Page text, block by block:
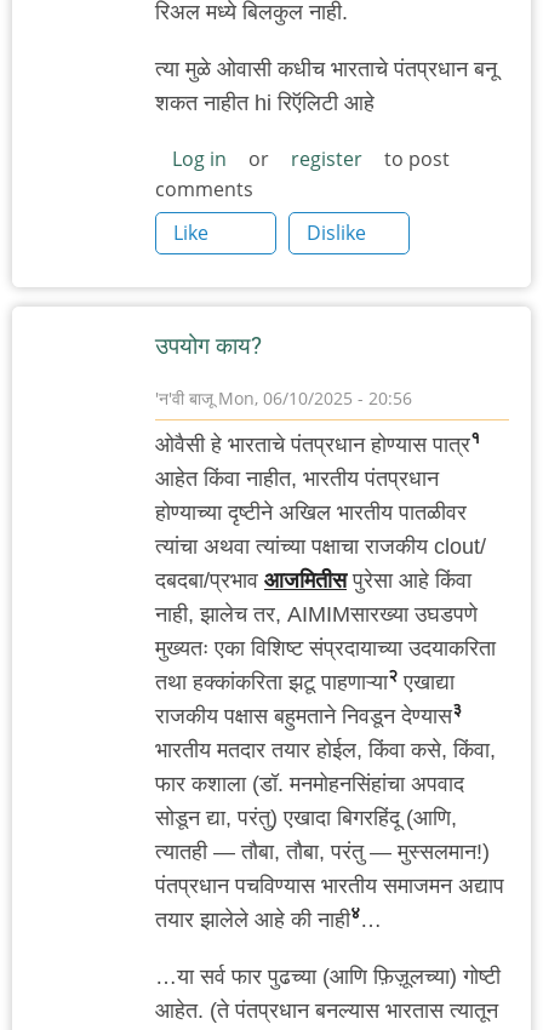
रिअल मध्ये बिलकुल नाही.
त्या मुळे ओवासी कधीच भारताचे पंतप्रधान बनू
शकत नाहीत hi रिऍलिटी आहे
Log in or register
to post
comments
Like
Dislike
उपयोग काय?
'न'वी बाजू Mon, 06/10/2025 - 20:56
ओवैसी हे भारताचे पंतप्रधान होण्यास पात्र१
आहेत किंवा नाहीत, भारतीय पंतप्रधान
होण्याच्या दृष्टीने अखिल भारतीय पातळीवर
त्यांचा अथवा त्यांच्या पक्षाचा राजकीय clout/
दबदबा/प्रभाव आजमितीसपुरेसा आहे किंवा
नाही, झालेच तर, AIMIMसारख्या उघडपणे
मुख्यतः एका विशिष्ट संप्रदायाच्या उदयाकरिता
तथा हक्कांकरिता झटू पाहणाऱ्या२ एखाद्या
राजकीय पक्षास बहुमताने निवडून देण्यास३
भारतीय मतदार तयार होईल, किंवा कसे, किंवा,
फार कशाला (डॉ. मनमोहनसिंहांचा अपवाद
सोडून द्या, परंतु) एखादा बिगरहिंदू (आणि,
त्यातही — तौबा, तौबा, परंतु — मुस्सलमान!)
पंतप्रधान पचविण्यास भारतीय समाजमन अद्याप
तयार झालेले आहे की नाही४…
…या सर्व फार पुढच्या (आणि फ़िज़ूलच्या) गोष्टी
आहेत. (ते पंतप्रधान बनल्यास भारतास त्यातून